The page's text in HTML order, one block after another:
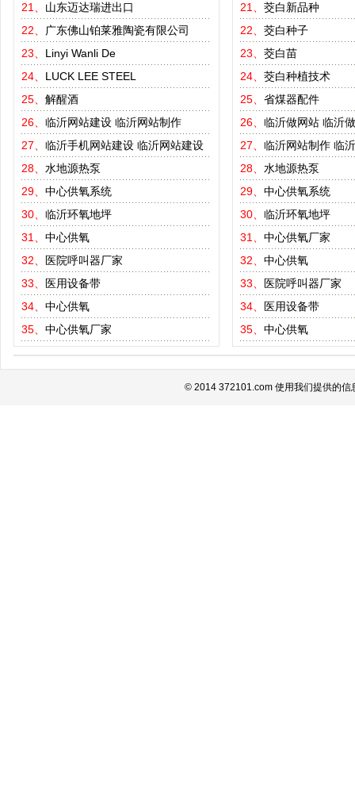
21、 山东迈达瑞进出口
22、
广东佛山铂莱雅陶瓷有限公司
23、 Linyi Wanli De
24、 LUCK LEE STEEL
25、 解醒酒
26、 临沂网站建设 临沂网站制作
27、 临沂手机网站建设 临沂网站建设
28、 水地源热泵
29、 中心供氧系统
30、 临沂环氧地坪
31、 中心供氧
32、
医院呼叫器厂家
33、
医用设备带
34、 中心供氧
35、 中心供氧厂家
21、 茭白新品种
22、 茭白种子
23、 茭白苗
24、 茭白种植技术
25、 省煤器配件
26、 临沂做网站 临沂
27、 临沂网站制作 临
28、 水地源热泵
29、 中心供氧系统
30、 临沂环氧地坪
31、 中心供氧厂家
32、 中心供氧
33、
医院呼叫器厂家
34、
医用设备带
35、 中心供氧
© 2014 372101.com 使用我们提供的信